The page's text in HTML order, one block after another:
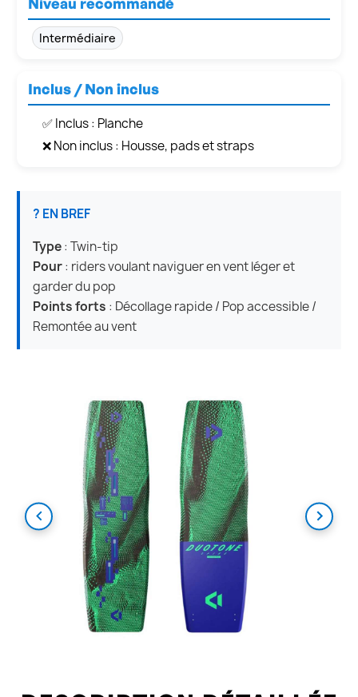
Intermédiaire
Inclus / Non inclus
✅ Inclus : Planche
❌ Non inclus : Housse, pads et straps
? EN BREF
Type: Twin-tip
Pour: riders voulant naviguer en vent léger et
garder du pop
Points forts : Décollage rapide / Pop accessible /
Remontée au vent